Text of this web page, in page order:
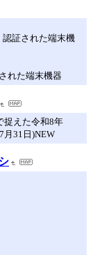
認証された端末機
れた端末機器
捉えた令和8年
月31日)NEW